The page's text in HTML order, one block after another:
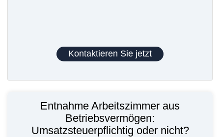
Kontaktieren Sie jetzt
Entnahme Arbeitszimmer aus
Betriebsvermögen:
Umsatzsteuerpflichtig oder nicht?